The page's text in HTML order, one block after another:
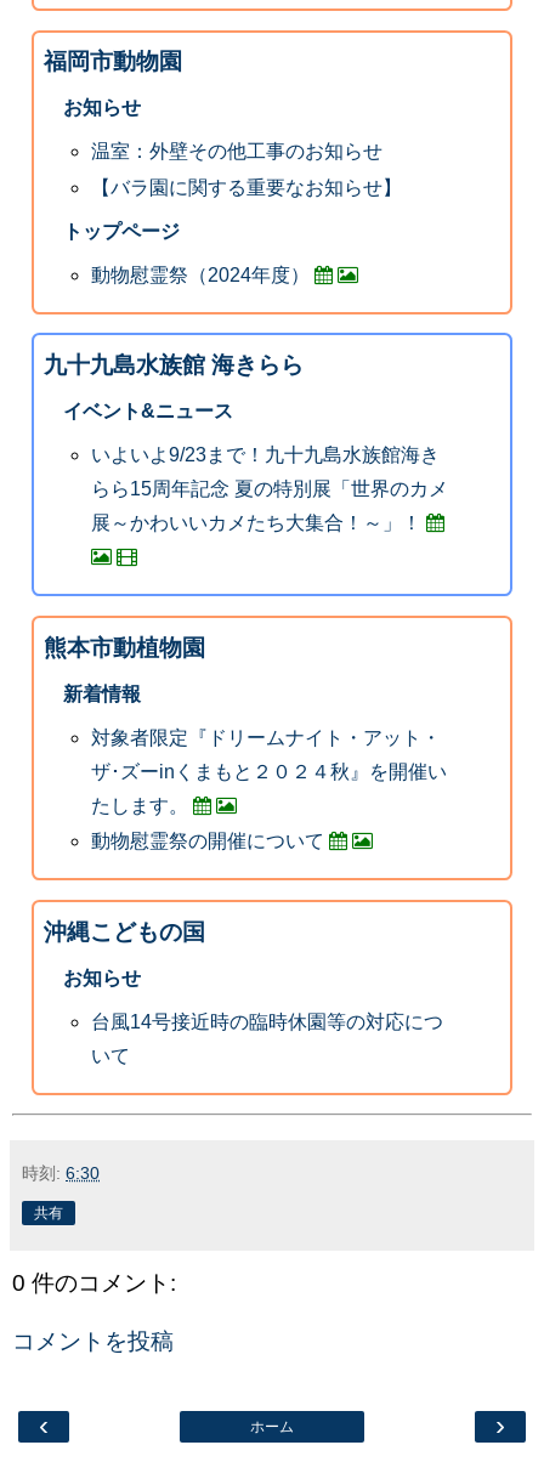
福岡市動物園
お知らせ
温室：外壁その他工事のお知らせ
【バラ園に関する重要なお知らせ】
トップページ
動物慰霊祭（2024年度）
九十九島水族館 海きらら
イベント&ニュース
いよいよ9/23まで！九十九島水族館海き
らら15周年記念 夏の特別展「世界のカメ
展～かわいいカメたち大集合！～」！
熊本市動植物園
新着情報
対象者限定『ドリームナイト・アット・
ザ･ズーinくまもと２０２４秋』を開催い
たします。
動物慰霊祭の開催について
沖縄こどもの国
お知らせ
台風14号接近時の臨時休園等の対応につ
いて
時刻: 6:30
共有
0 件のコメント:
コメントを投稿
‹ ›
ホーム